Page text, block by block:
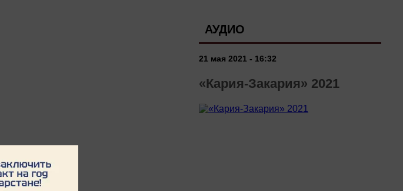
АУДИО
21 мая 2021 - 16:32
«Кария-Закария» 2021